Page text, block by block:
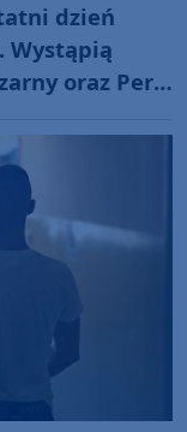
dzień
Wystąpią
oraz Perły